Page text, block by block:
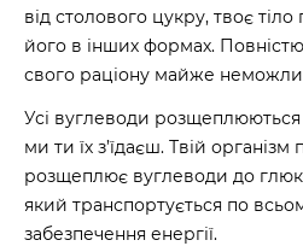
від столового цукру, твоє
його в інших формах.
свого раціону майже
Усі вуглеводи розщеплюються
ми ти їх з’їдаєш. Твій
розщеплює вуглеводи до
який транспортується по
забезпечення енергії.